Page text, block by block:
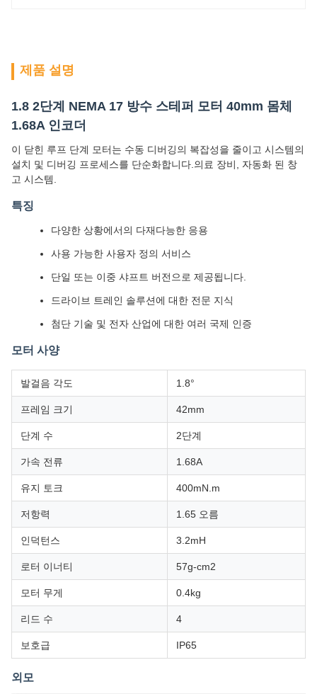
제품 설명
1.8 2단계 NEMA 17 방수 스테퍼 모터 40mm 몸체
1.68A 인코더
이 닫힌 루프 단계 모터는 수동 디버깅의 복잡성을 줄이고 시스템의
설치 및 디버깅 프로세스를 단순화합니다.의료 장비, 자동화 된 창
고 시스템.
특징
다양한 상황에서의 다재다능한 응용
사용 가능한 사용자 정의 서비스
단일 또는 이중 샤프트 버전으로 제공됩니다.
드라이브 트레인 솔루션에 대한 전문 지식
첨단 기술 및 전자 산업에 대한 여러 국제 인증
모터 사양
발걸음 각도 1.8°
프레임 크기 42mm
단계 수 2단계
가속 전류 1.68A
유지 토크 400mN.m
저항력 1.65 오름
인덕턴스 3.2mH
로터 이너티 57g-cm2
모터 무게 0.4kg
리드 수 4
보호급 IP65
외모